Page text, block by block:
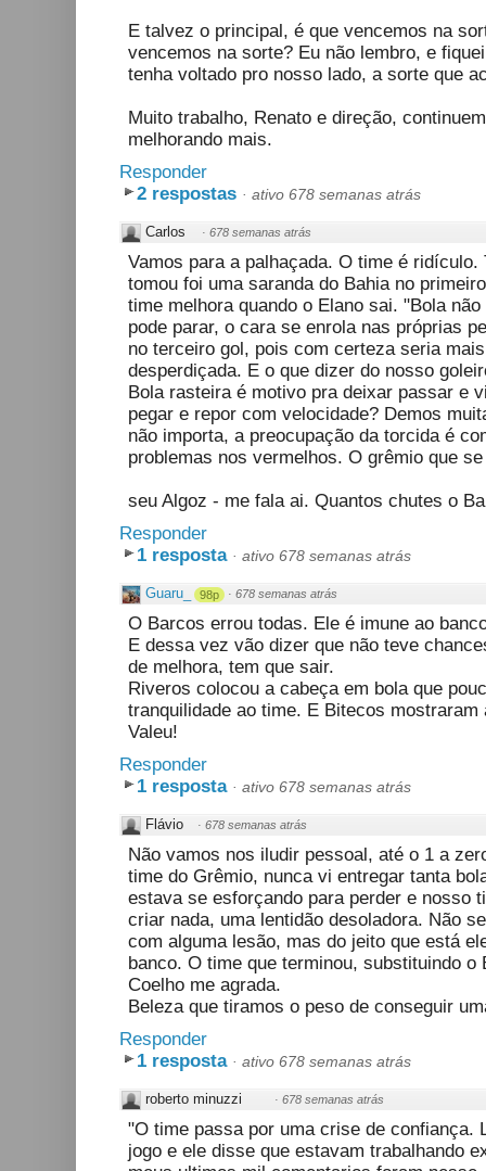
E talvez o principal, é que vencemos na
vencemos na sorte? Eu não lembro, e
tenha voltado pro nosso lado, a sorte que
Muito trabalho, Renato e direção,
melhorando mais.
Responder
2 respostas · ativo 678 semanas atrás
Carlos · 678 semanas atrás
Vamos para a palhaçada. O time é
tomou foi uma saranda do Bahia no
time melhora quando o Elano sai. "Bola
pode parar, o cara se enrola nas próprias
no terceiro gol, pois com certeza seria
desperdiçada. E o que dizer do nosso
Bola rasteira é motivo pra deixar passar e
pegar e repor com velocidade? Demos
não importa, a preocupação da torcida é
problemas nos vermelhos. O grêmio que
seu Algoz - me fala ai. Quantos chutes o
Responder
1 resposta · ativo 678 semanas atrás
Guaru_ 98p · 678 semanas atrás
O Barcos errou todas. Ele é imune ao
E dessa vez vão dizer que não teve
de melhora, tem que sair.
Riveros colocou a cabeça em bola que
tranquilidade ao time. E Bitecos mostraram
Valeu!
Responder
1 resposta · ativo 678 semanas atrás
Flávio · 678 semanas atrás
Não vamos nos iludir pessoal, até o 1 a
time do Grêmio, nunca vi entregar tanta
estava se esforçando para perder e nosso
criar nada, uma lentidão desoladora. Não
com alguma lesão, mas do jeito que está
banco. O time que terminou, substituindo
Coelho me agrada.
Beleza que tiramos o peso de conseguir
Responder
1 resposta · ativo 678 semanas atrás
roberto minuzzi · 678 semanas atrás
"O time passa por uma crise de confiança.
jogo e ele disse que estavam trabalhando